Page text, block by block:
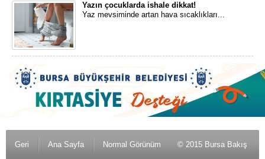
Yazın çocuklarda ishale dikkat!
Yaz mevsiminde artan hava sıcaklıkları...
Geri Ana Sayfa Normal Görünüm © 2015 Bursa Bakış